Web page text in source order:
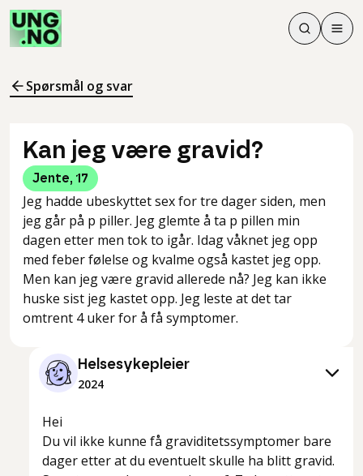
Søk
Søk
Meny
Spørsmål og svar
Kan jeg være gravid?
Jente, 17
Jeg hadde ubeskyttet sex for tre dager siden, men
jeg går på p piller. Jeg glemte å ta p pillen min
dagen etter men tok to igår. Idag våknet jeg opp
med feber følelse og kvalme også kastet jeg opp.
Men kan jeg være gravid allerede nå? Jeg kan ikke
huske sist jeg kastet opp. Jeg leste at det tar
omtrent 4 uker for å få symptomer.
Helsesykepleier
2024
Hei
Du vil ikke kunne få graviditetssymptomer bare
dager etter at du eventuelt skulle ha blitt gravid.